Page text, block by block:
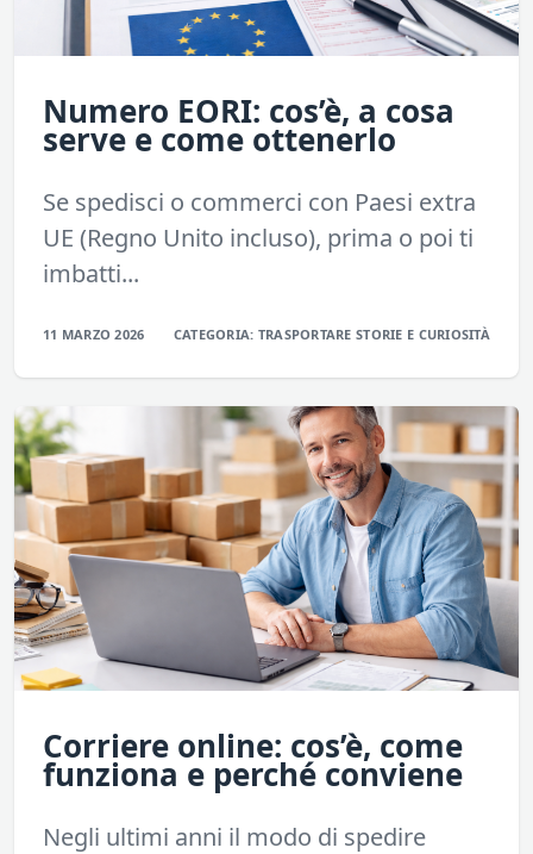
Numero EORI: cos’è, a cosa
serve e come ottenerlo
Se spedisci o commerci con Paesi extra
UE (Regno Unito incluso), prima o poi ti
imbatti...
11 MARZO 2026 CATEGORIA: TRASPORTARESTORIE E CURIOSITÀ
Corriere online: cos’è, come
funziona e perché conviene
Negli ultimi anni il modo di spedire